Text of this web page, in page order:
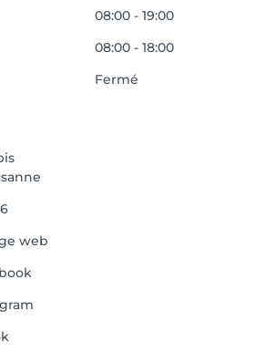
08:00 - 19:00
08:00 - 18:00
Fermé
web